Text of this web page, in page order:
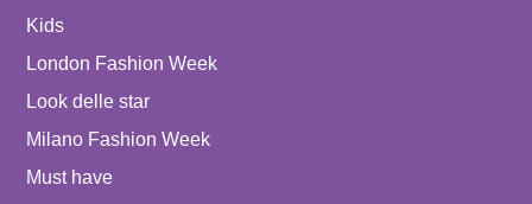
Kids
London Fashion Week
Look delle star
Milano Fashion Week
Must have